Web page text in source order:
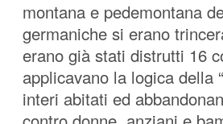
montana e pedemontana
germaniche si erano
erano già stati distrutti 16
applicavano la logica della
interi abitati ed